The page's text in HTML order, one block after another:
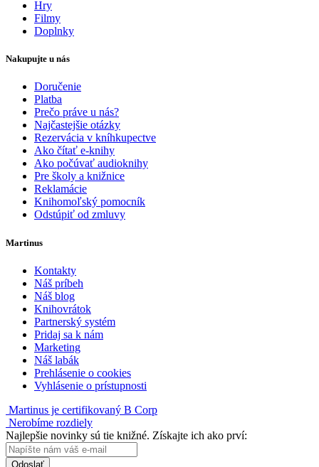
Hry
Filmy
Doplnky
Nakupujte u nás
Doručenie
Platba
Prečo práve u nás?
Najčastejšie otázky
Rezervácia v kníhkupectve
Ako čítať e-knihy
Ako počúvať audioknihy
Pre školy a knižnice
Reklamácie
Knihomoľský pomocník
Odstúpiť od zmluvy
Martinus
Kontakty
Náš príbeh
Náš blog
Knihovrátok
Partnerský systém
Pridaj sa k nám
Marketing
Náš labák
Prehlásenie o cookies
Vyhlásenie o prístupnosti
Martinus je certifikovaný B Corp
Nerobíme rozdiely
Najlepšie novinky sú tie knižné. Získajte ich ako prví:
Odoslať